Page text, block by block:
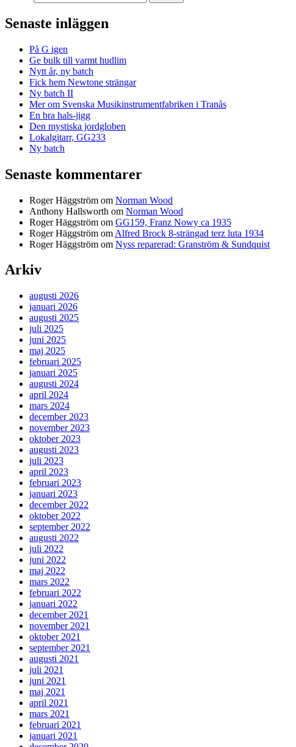
Senaste inläggen
På G igen
Ge bulk till varmt hudlim
Nytt år, ny batch
Fick hem Newtone strängar
Ny batch II
Mer om Svenska Musikinstrumentfabriken i Tranås
En bra hals-jigg
Den mystiska jordgloben
Lokalgitarr, GG233
Ny batch
Senaste kommentarer
Roger Häggström om Norman Wood
Anthony Hallsworth om Norman Wood
Roger Häggström om GG159, Franz Nowy ca 1935
Roger Häggström om Alfred Brock 8-strängad terz luta 1934
Roger Häggström om Nyss reparerad: Granström & Sundquist
Arkiv
augusti 2026
januari 2026
augusti 2025
juli 2025
juni 2025
maj 2025
februari 2025
januari 2025
augusti 2024
april 2024
mars 2024
december 2023
november 2023
oktober 2023
augusti 2023
juli 2023
april 2023
februari 2023
januari 2023
december 2022
oktober 2022
september 2022
augusti 2022
juli 2022
juni 2022
maj 2022
mars 2022
februari 2022
januari 2022
december 2021
november 2021
oktober 2021
september 2021
augusti 2021
juli 2021
juni 2021
maj 2021
april 2021
mars 2021
februari 2021
januari 2021